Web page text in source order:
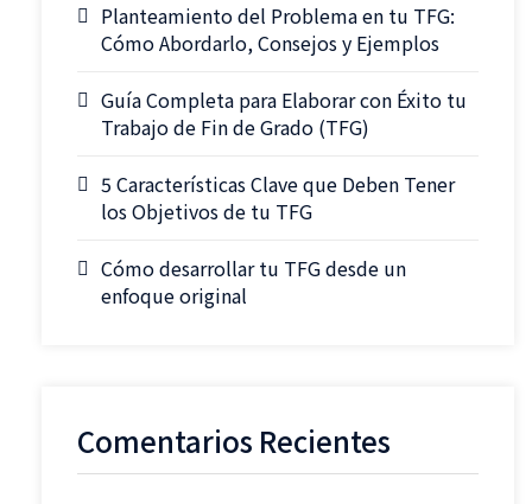
Planteamiento del Problema en tu TFG:
Cómo Abordarlo, Consejos y Ejemplos
Guía Completa para Elaborar con Éxito tu
Trabajo de Fin de Grado (TFG)
5 Características Clave que Deben Tener
los Objetivos de tu TFG
Cómo desarrollar tu TFG desde un
enfoque original
Comentarios Recientes